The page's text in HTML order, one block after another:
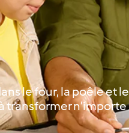
le four, la poêle et le
transformer n’importe